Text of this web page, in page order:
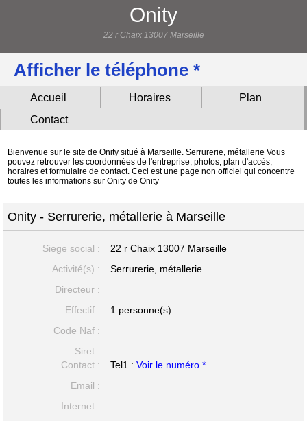
Onity
22 r Chaix 13007 Marseille
Afficher le téléphone *
Accueil Horaires
Plan
Contact
Bienvenue sur le site de Onity situé à Marseille. Serrurerie, métallerie Vous
pouvez retrouver les coordonnées de l'entreprise, photos, plan d'accès,
horaires et formulaire de contact. Ceci est une page non officiel qui concentre
toutes les informations sur Onity de Onity
Onity - Serrurerie, métallerie à Marseille
Siege social : 22 r Chaix 13007 Marseille
Activité(s) :
Serrurerie, métallerie
Directeur :
Effectif :
1 personne(s)
Code Naf :
Siret :
Contact :
Tel1 :Voir le numéro *
Email :
Internet :